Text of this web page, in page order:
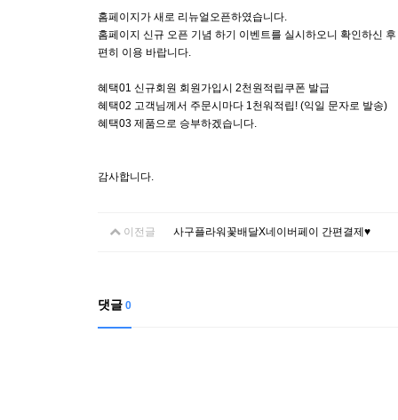
홈페이지가 새로 리뉴얼오픈하였습니다.
홈페이지 신규 오픈 기념 하기 이벤트를 실시하오니 확인하신 후
편히 이용 바랍니다.
혜택01 신규회원 회원가입시 2천원적립쿠폰 발급
혜택02 고객님께서 주문시마다 1천워적립! (익일 문자로 발송)
혜택03 제품으로 승부하겠습니다.
감사합니다.
이전글 사구플라워꽃배달X네이버페이 간편결제♥
댓글 0